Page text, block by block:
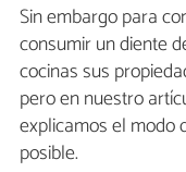
Sin embargo para
consumir un diente
cocinas sus
pero en nuestro
explicamos el modo
posible.